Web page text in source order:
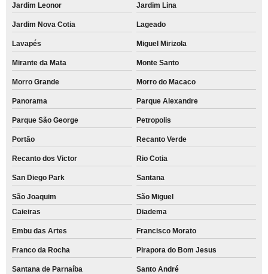
Jardim Leonor Jardim Lina
Jardim Nova Cotia Lageado
Lavapés Miguel Mirizola
Mirante da Mata Monte Santo
Morro Grande Morro do Macaco
Panorama Parque Alexandre
Parque São George Petropolis
Portão Recanto Verde
Recanto dos Victor Rio Cotia
San Diego Park Santana
São Joaquim
São Miguel
Caieiras
Diadema
Embu das Artes Francisco Morato
Franco da Rocha Pirapora do Bom Jesus
Santana de Parnaíba Santo André